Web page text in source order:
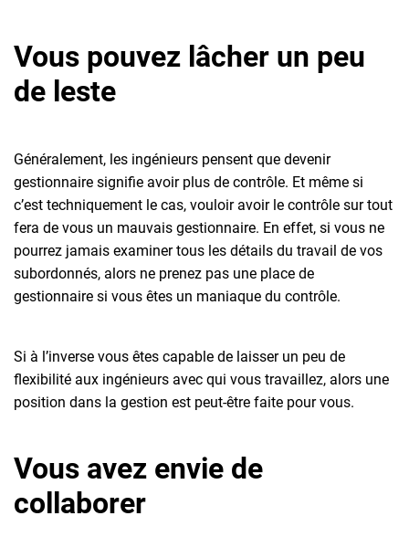
Vous pouvez lâcher un peu
de leste
Généralement, les ingénieurs pensent que devenir
gestionnaire signifie avoir plus de contrôle. Et même si
c’est techniquement le cas, vouloir avoir le contrôle sur tout
fera de vous un mauvais gestionnaire. En effet, si vous ne
pourrez jamais examiner tous les détails du travail de vos
subordonnés, alors ne prenez pas une place de
gestionnaire si vous êtes un maniaque du contrôle.
Si à l’inverse vous êtes capable de laisser un peu de
flexibilité aux ingénieurs avec qui vous travaillez, alors une
position dans la gestion est peut-être faite pour vous.
Vous avez envie de
collaborer